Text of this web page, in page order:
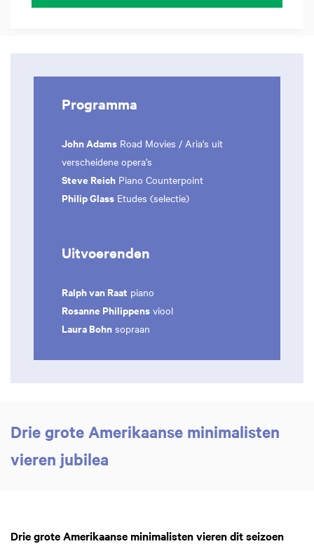
Programma
John Adams Road Movies / Aria's uit
verscheidene opera’s
Steve Reich Piano Counterpoint
Philip Glass Etudes (selectie)
Uitvoerenden
Ralph van Raat piano
Rosanne Philippens viool
Laura Bohn sopraan
Drie grote Amerikaanse minimalisten
vieren jubilea
Drie grote Amerikaanse minimalisten vieren dit seizoen